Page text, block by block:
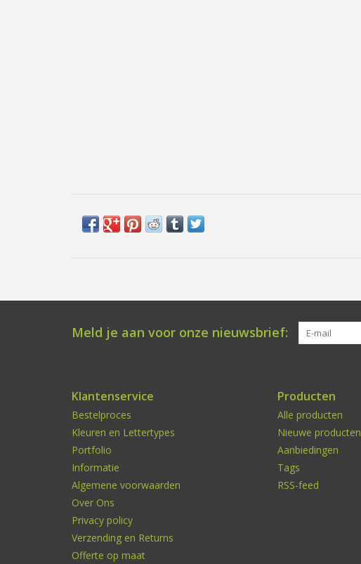
Meld je aan voor onze nieuwsbrief:
Klantenservice
Bestelproces
Kleuren en Lettertypes
Portfolio
Informatie
Algemene voorwaarden
Over Ons
Privacy policy
Verzending en Returns
Offerte op maat
Producten
Alle producten
Nieuwe producten
Aanbiedingen
Tags
RSS-feed